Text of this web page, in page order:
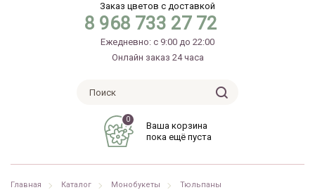
Заказ цветов с доставкой
8 968 733 27 72
Ежедневно: с 9:00 до 22:00
Онлайн заказ 24 часа
0
Ваша корзина
пока ещё пуста
Главная Каталог Монобукеты Тюльпаны